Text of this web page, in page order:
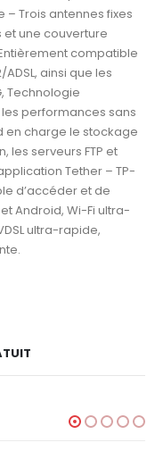
– Trois antennes fixes
et une couverture
compatible
ADSL, ainsi que les
Technologie
performances sans
en charge le stockage
les serveurs FTP et
Tether – TP-
d’accéder et de
Android, Wi-Fi ultra-
ultra-rapide,